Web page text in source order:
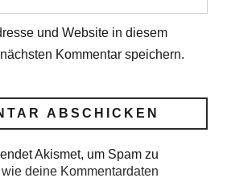
und Website in diesem
Kommentar speichern.
Akismet, um Spam zu
wie deine Kommentardaten